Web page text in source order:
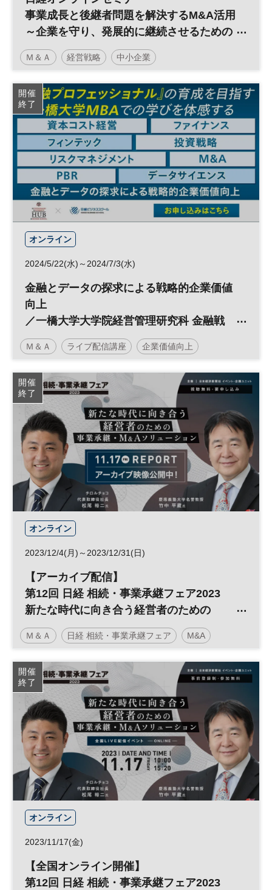
事業成長と後継者問題を解決するM&A活用
～企業を守り、発展的に継続させるための
選択肢とは～
Ｍ＆Ａ 経営戦略 中小企業
日経オンラインセミナー
開催
終了
オンライン
2024/5/22(水)～2024/7/3(水)
金融とデータの探求による戦略的企業価値
向上
／一橋大学大学院経営管理研究科 金融戦
略・経営財務プログラム(HUB-FS)×日経ビ
ジネススクール
Ｍ＆Ａ ライブ配信講座 企業価値向上
データ分析 一橋大学MBA 金融 フィンテック
経営 日経ビジネススクール 気候変動
平日夜開催
開催
終了
オンライン
2023/12/4(月)～2023/12/31(日)
【アーカイブ配信】
第12回 日経 相続・事業承継フェア2023
新たな時代に向き合う経営者のための
事業承継・M&Aソリューション
Ｍ＆Ａ 日経 相続・事業承継フェア M&A
事業承継 相続 資産承継
参加無料
開催
終了
オンライン
2023/11/17(金)
【全国オンライン開催】
第12回 日経 相続・事業承継フェア2023